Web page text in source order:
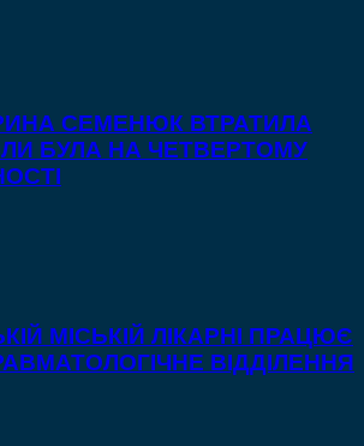
СЕМЕНЮК ВТРАТИЛА
БУЛА НА ЧЕТВЕРТОМУ
МІСЬКІЙ ЛІКАРНІ ПРАЦЮЄ
ВІДДІЛЕННЯ